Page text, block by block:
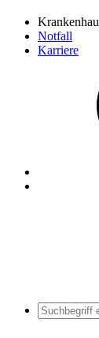
Notfall
Karriere